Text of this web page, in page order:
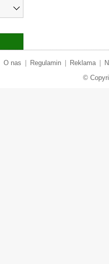
O nas Regulamin Reklama
©